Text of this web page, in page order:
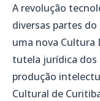
A revolução
diversas partes
uma nova Cultura
tutela jurídica dos
produção
Cultural de